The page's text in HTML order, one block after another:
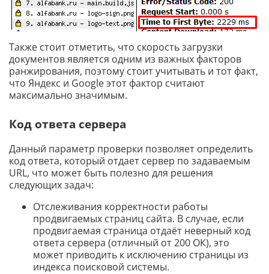
Также стоит отметить, что скорость загрузки
документов является одним из важных факторов
ранжирования, поэтому стоит учитывать и тот факт,
что Яндекс и Google этот фактор считают
максимально значимым.
Код ответа сервера
Данный параметр проверки позволяет определить
код ответа, который отдает сервер по задаваемым
URL, что может быть полезно для решения
следующих задач:
Отслеживания корректности работы
продвигаемых страниц сайта. В случае, если
продвигаемая страница отдаёт неверный код
ответа сервера (отличный от 200 ОК), это
может приводить к исключению страницы из
индекса поисковой системы.